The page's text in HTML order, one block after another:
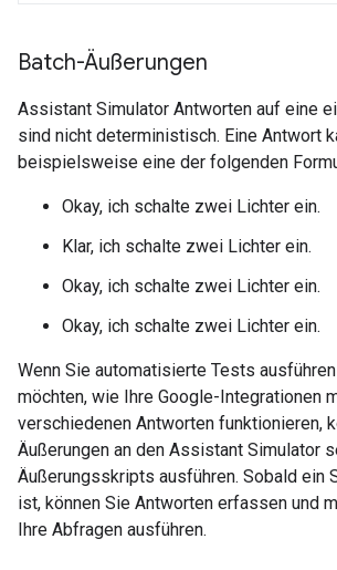
Batch-Äußerungen
Assistant Simulator Antworten auf eine
sind nicht deterministisch. Eine Antwort
beispielsweise eine der folgenden
Okay, ich schalte zwei Lichter ein.
Klar, ich schalte zwei Lichter ein.
Okay, ich schalte zwei Lichter ein.
Okay, ich schalte zwei Lichter ein.
Wenn Sie automatisierte Tests
möchten, wie Ihre Google-Integrationen
verschiedenen Antworten funktionieren,
Äußerungen an den Assistant Simulator
Äußerungsskripts ausführen. Sobald ein
ist, können Sie Antworten erfassen und
Ihre Abfragen ausführen.